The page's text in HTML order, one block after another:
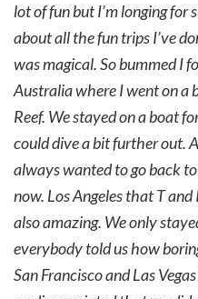
lot of fun but I’m longing for
about all the fun trips I’ve
was magical. So bummed I
Australia where I went on a
Reef. We stayed on a boat
could dive a bit further out.
always wanted to go back
now. Los Angeles that T
also amazing. We only
everybody told us how
San Francisco and Las